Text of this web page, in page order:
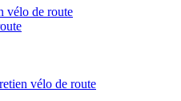
vélo de route
vélo de route